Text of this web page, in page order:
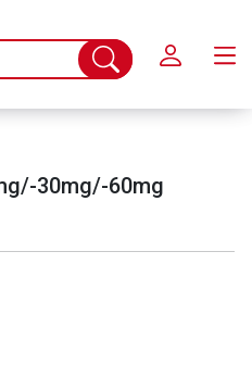
Suche
abschicken
30mg/-60mg